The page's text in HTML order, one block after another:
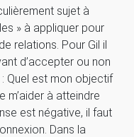
sujet à
» à appliquer pour
relations. Pour Gil il
d’accepter ou non
Quel est mon objectif
m’aider à atteindre
est négative, il faut
Dans la